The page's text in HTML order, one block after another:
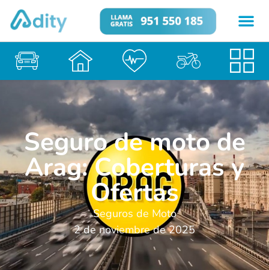
Seguro de moto de
Arag: Coberturas y
Ofertas
Seguros de Moto
2 de noviembre de 2025